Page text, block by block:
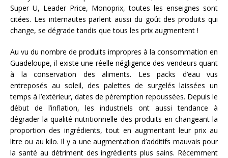
Super U, Leader Price, Monoprix, toutes les enseignes sont
citées. Les internautes parlent aussi du goût des produits qui
change, se dégrade tandis que tous les prix augmentent !
Au vu du nombre de produits impropres à la consommation en
Guadeloupe, il existe une réelle négligence des vendeurs quant
à la conservation des aliments. Les packs d’eau vus
entreposés au soleil, des palettes de surgelés laissées un
temps à l’extérieur, dates de péremption repoussées. Depuis le
début de l’inflation, les industriels ont aussi tendance à
dégrader la qualité nutritionnelle des produits en changeant la
proportion des ingrédients, tout en augmentant leur prix au
litre ou au kilo. Il y a une augmentation d’additifs mauvais pour
la santé au détriment des ingrédients plus sains. Récemment